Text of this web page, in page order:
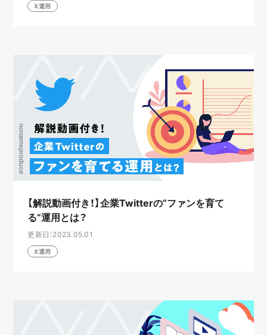
X運用
【解説動画付き！】企業Twitterの”ファンを育て
る”運用とは？
更新日：2023.05.01
X運用